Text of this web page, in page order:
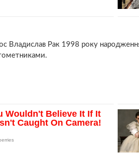
Владислав Рак 1998 року